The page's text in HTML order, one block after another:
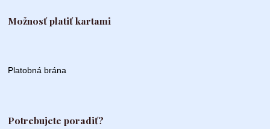
Možnosť platiť kartami
Platobná brána
Potrebujete poradiť?